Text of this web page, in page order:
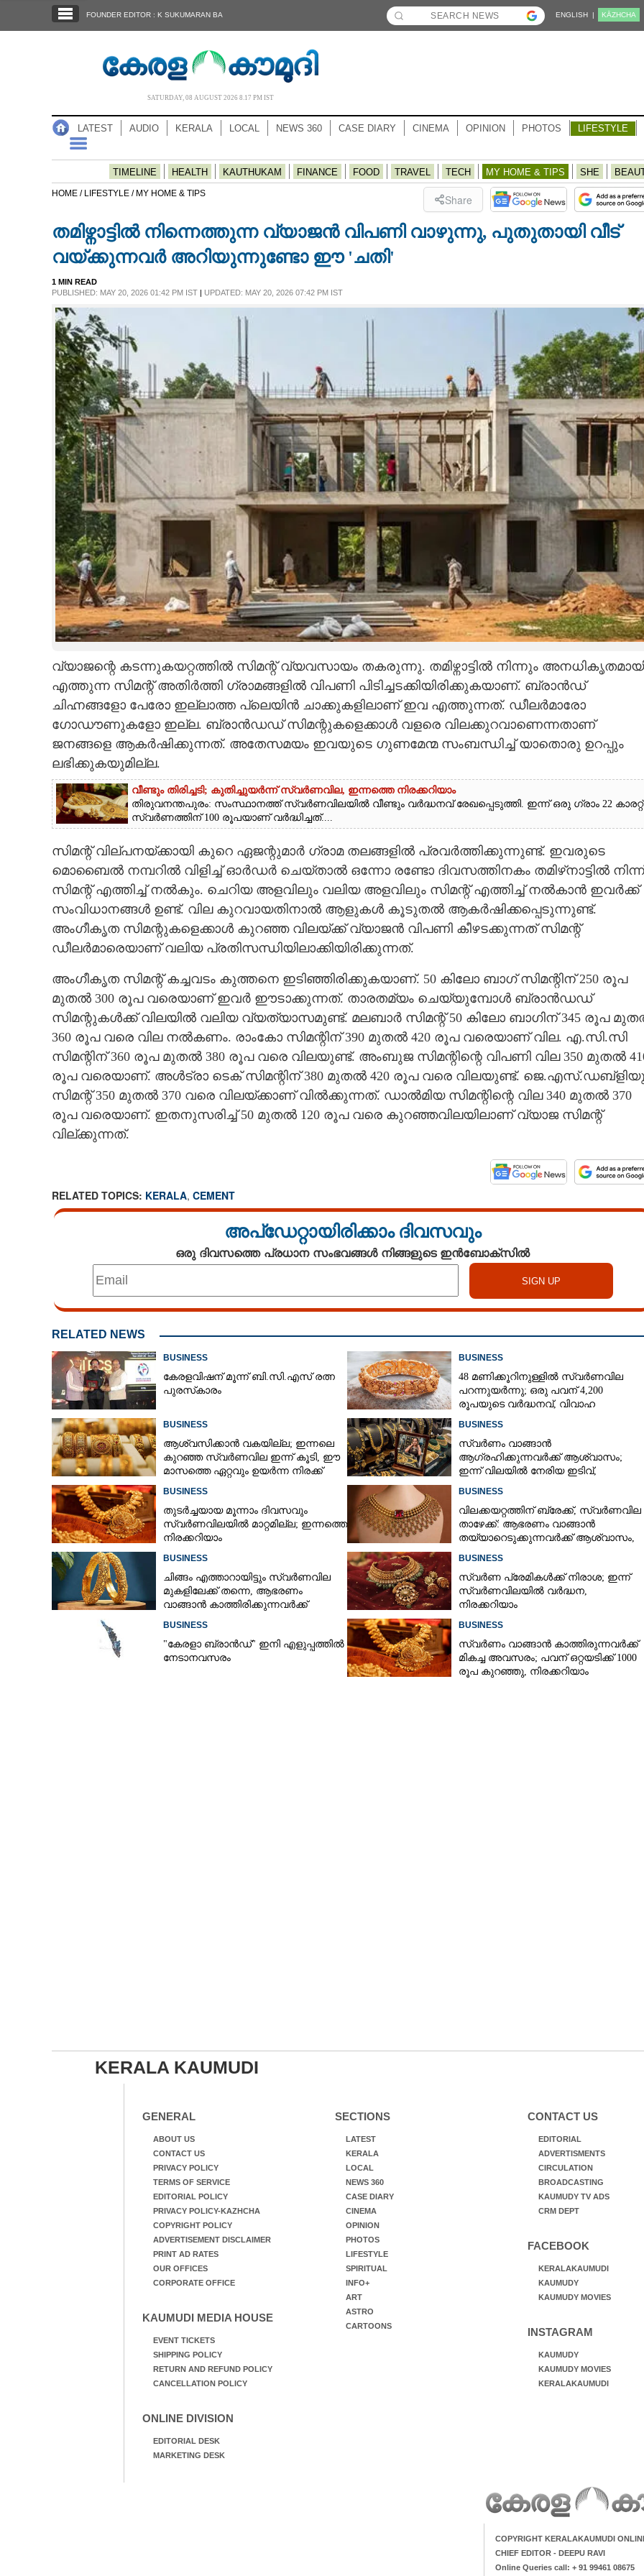
NOTIFIED NEWS
NEWS 360
CASE DIARY
LIFESTYLE
SPIRITUAL
CARTOONS
LITERATURE
CONTACT US
FOUNDER EDITOR : K SUKUMARAN BA ENGLISH | KĀZHCHA
SATURDAY, 08 AUGUST 2026 8.17 PM IST
LATEST AUDIO KERALA LOCAL NEWS 360 CASE DIARY CINEMA OPINION PHOTOS LIFESTYLE
TIMELINE HEALTH KAUTHUKAM FINANCE FOOD TRAVEL TECH MY HOME & TIPS SHE
HOME / LIFESTYLE / MY HOME & TIPS Share
തമിഴ്നാട്ടിൽ നിന്നെത്തുന്ന വ്യാജൻ വിപണി വാഴുന്നു, പുതുതായി വീട്
വയ്ക്കുന്നവർ അറിയുന്നുണ്ടോ ഈ 'ചതി'
1 MIN READ
PUBLISHED: MAY 20, 2026 01:42 PM IST| UPDATED: MAY 20, 2026 07:42 PM IST
വ്യാജന്റെ കടന്നുകയറ്റത്തിൽ സിമന്റ് വ്യവസായം തകരുന്നു. തമിഴ്നാട്ടിൽ നിന്നും
എത്തുന്ന സിമന്റ് അതിർത്തി ഗ്രാമങ്ങളിൽ വിപണി പിടിച്ചടക്കിയിരിക്കുകയാണ്. ബ്രാൻഡ്
ചിഹ്നങ്ങളോ പേരോ ഇല്ലാത്ത പ്ലെയിൻ ചാക്കുകളിലാണ് ഇവ എത്തുന്നത്. ഡീലർമാരോ
ഗോഡൗണുകളോ ഇല്ല. ബ്രാൻഡഡ് സിമന്റുകളെക്കാൾ വളരെ വിലക്കുറവാണെന്നതാണ്
ജനങ്ങളെ ആകർഷിക്കുന്നത്. അതേസമയം ഇവയുടെ ഗുണമേന്മ സംബന്ധിച്ച് യാതൊരു ഉറപ്പും
ലഭിക്കുകയുമില്ല.
വീണ്ടും തിരിച്ചടി; കുതിച്ചുയർന്ന് സ്വർണവില, ഇന്നത്തെ നിരക്കറിയാം
തിരുവനന്തപുരം: സംസ്ഥാനത്ത് സ്വർണവിലയിൽ വീണ്ടും വർദ്ധനവ് രേഖപ്പെടുത്തി. ഇന്ന് ഒരു ഗ്രാം 22 കാരറ്റ്
സ്വർണത്തിന് 100 രൂപയാണ് വർദ്ധിച്ചത്....
സിമന്റ് വില്പനയ്ക്കായി കുറെ ഏജന്റുമാർ ഗ്രാമ തലങ്ങളിൽ പ്രവർത്തിക്കുന്നുണ്ട്. ഇവരുടെ
മൊബൈൽ നമ്പറിൽ വിളിച്ച് ഓർഡർ ചെയ്താൽ ഒന്നോ രണ്ടോ ദിവസത്തിനകം തമിഴ്‌നാട്ടിൽ നിന്ന്
സിമന്റ് എത്തിച്ച് നൽകും. ചെറിയ അളവിലും വലിയ അളവിലും സിമന്റ് എത്തിച്ച് നൽകാൻ ഇവർക്ക്
സംവിധാനങ്ങൾ ഉണ്ട്. വില കുറവായതിനാൽ ആളുകൾ കൂടുതൽ ആകർഷിക്കപ്പെടുന്നുണ്ട്.
അംഗീകൃത സിമന്റുകളെക്കാൾ കുറഞ്ഞ വിലയ്ക്ക് വ്യാജൻ വിപണി കീഴടക്കുന്നത് സിമന്റ്
ഡീലർമാരെയാണ് വലിയ പ്രതിസന്ധിയിലാക്കിയിരിക്കുന്നത്.
അംഗീകൃത സിമന്റ് കച്ചവടം കുത്തനെ ഇടിഞ്ഞിരിക്കുകയാണ്. 50 കിലോ ബാഗ് സിമന്റിന് 250 രൂപ
മുതൽ 300 രൂപ വരെയാണ് ഇവർ ഈടാക്കുന്നത്. താരതമ്യം ചെയ്യുമ്പോൾ ബ്രാൻഡഡ്
സിമന്റുകൾക്ക് വിലയിൽ വലിയ വ്യത്യാസമുണ്ട്. മലബാർ സിമന്റ് 50 കിലോ ബാഗിന് 345 രൂപ
360 രൂപ വരെ വില നൽകണം. രാംകോ സിമന്റിന് 390 മുതൽ 420 രൂപ വരെയാണ് വില. എ.സി.സി
സിമന്റിന് 360 രൂപ മുതൽ 380 രൂപ വരെ വിലയുണ്ട്. അംബുജ സിമന്റിന്റെ വിപണി വില 350 മുതൽ
രൂപ വരെയാണ്. അൾട്രാ ടെക് സിമന്റിന് 380 മുതൽ 420 രൂപ വരെ വിലയുണ്ട്.
സിമന്റ് 350 മുതൽ 370 വരെ വിലയ്ക്കാണ് വിൽക്കുന്നത്. ഡാൽമിയ സിമന്റിന്റെ വില 340 മുതൽ 370
രൂപ വരെയാണ്. ഇതനുസരിച്ച് 50 മുതൽ 120 രൂപ വരെ കുറഞ്ഞവിലയിലാണ് വ്യാജ സിമന്റ്
വില്ക്കുന്നത്.
RELATED TOPICS: KERALA, CEMENT
അപ്ഡേറ്റായിരിക്കാം ദിവസവും
ഒരു ദിവസത്തെ പ്രധാന സംഭവങ്ങൾ നിങ്ങളുടെ ഇൻബോക്സിൽ
RELATED NEWS
BUSINESS
കേരളവിഷന് മൂന്ന് ബി.സി.എസ് രത്ന
പുരസ്‌കാരം
BUSINESS
48 മണിക്കൂറിനുള്ളിൽ സ്വർണവില
പറന്നുയർന്നു; ഒരു പവന് 4,200
രൂപയുടെ വർദ്ധനവ്, വിവാഹ
BUSINESS
ആശ്വസിക്കാൻ വകയില്ല; ഇന്നലെ
കുറഞ്ഞ സ്വർണവില ഇന്ന് കൂടി, ഈ
മാസത്തെ ഏറ്റവും ഉയർന്ന നിരക്ക്
BUSINESS
സ്വർണം വാങ്ങാൻ
ആഗ്രഹിക്കുന്നവർക്ക് ആശ്വാസം;
ഇന്ന് വിലയിൽ നേരിയ ഇടിവ്,
BUSINESS
തുടർച്ചയായ മൂന്നാം ദിവസവും
സ്വർണവിലയിൽ മാറ്റമില്ല; ഇന്നത്തെ
നിരക്കറിയാം
BUSINESS
വിലക്കയറ്റത്തിന് ബ്രേക്ക്, സ്വർണവില
താഴേക്ക്: ആഭരണം വാങ്ങാൻ
തയ്യാറെടുക്കുന്നവർക്ക് ആശ്വാസം,
BUSINESS
ചിങ്ങം എത്താറായിട്ടും സ്വർണവില
മുകളിലേക്ക് തന്നെ,​ ആഭരണം
വാങ്ങാൻ കാത്തിരിക്കുന്നവർക്ക്
BUSINESS
സ്വർണ പ്രേമികൾക്ക് നിരാശ; ഇന്ന്
സ്വർണവിലയിൽ വർദ്ധന,
നിരക്കറിയാം
BUSINESS
"കേരളാ ബ്രാൻഡ്" ഇനി എളുപ്പത്തിൽ
നേടാനവസരം
BUSINESS
സ്വർണം വാങ്ങാൻ കാത്തിരുന്നവർക്ക്
മികച്ച അവസരം; പവന് ഒറ്റയടിക്ക് 1000
രൂപ കുറഞ്ഞു, നിരക്കറിയാം
KERALA KAUMUDI
GENERAL
ABOUT US
CONTACT US
PRIVACY POLICY
TERMS OF SERVICE
EDITORIAL POLICY
PRIVACY POLICY-KAZHCHA
COPYRIGHT POLICY
ADVERTISEMENT DISCLAIMER
PRINT AD RATES
OUR OFFICES
CORPORATE OFFICE
KAUMUDI MEDIA HOUSE
EVENT TICKETS
SHIPPING POLICY
RETURN AND REFUND POLICY
CANCELLATION POLICY
ONLINE DIVISION
EDITORIAL DESK
MARKETING DESK
SECTIONS
LATEST
KERALA
LOCAL
NEWS 360
CASE DIARY
CINEMA
OPINION
PHOTOS
LIFESTYLE
SPIRITUAL
INFO+
ART
ASTRO
CARTOONS
CONTACT US
EDITORIAL
ADVERTISMENTS
CIRCULATION
BROADCASTING
KAUMUDY TV ADS
CRM DEPT
FACEBOOK
KERALAKAUMUDI
KAUMUDY
KAUMUDY MOVIES
INSTAGRAM
KAUMUDY
KAUMUDY MOVIES
KERALAKAUMUDI
COPYRIGHT KERALAKAUMUDI
CHIEF EDITOR - DEEPU RAVI
Online Queries call: + 91 99461 08675
തമിഴ്നാട്ടിൽ നിന്നെത്തുന്ന വ്യാജൻ വിപണി
വാഴുന്നു, പുതുതായി വീട് വയ്ക്കുന്നവർ
അറിയുന്നുണ്ടോ ഈ 'ചതി'
Share this link